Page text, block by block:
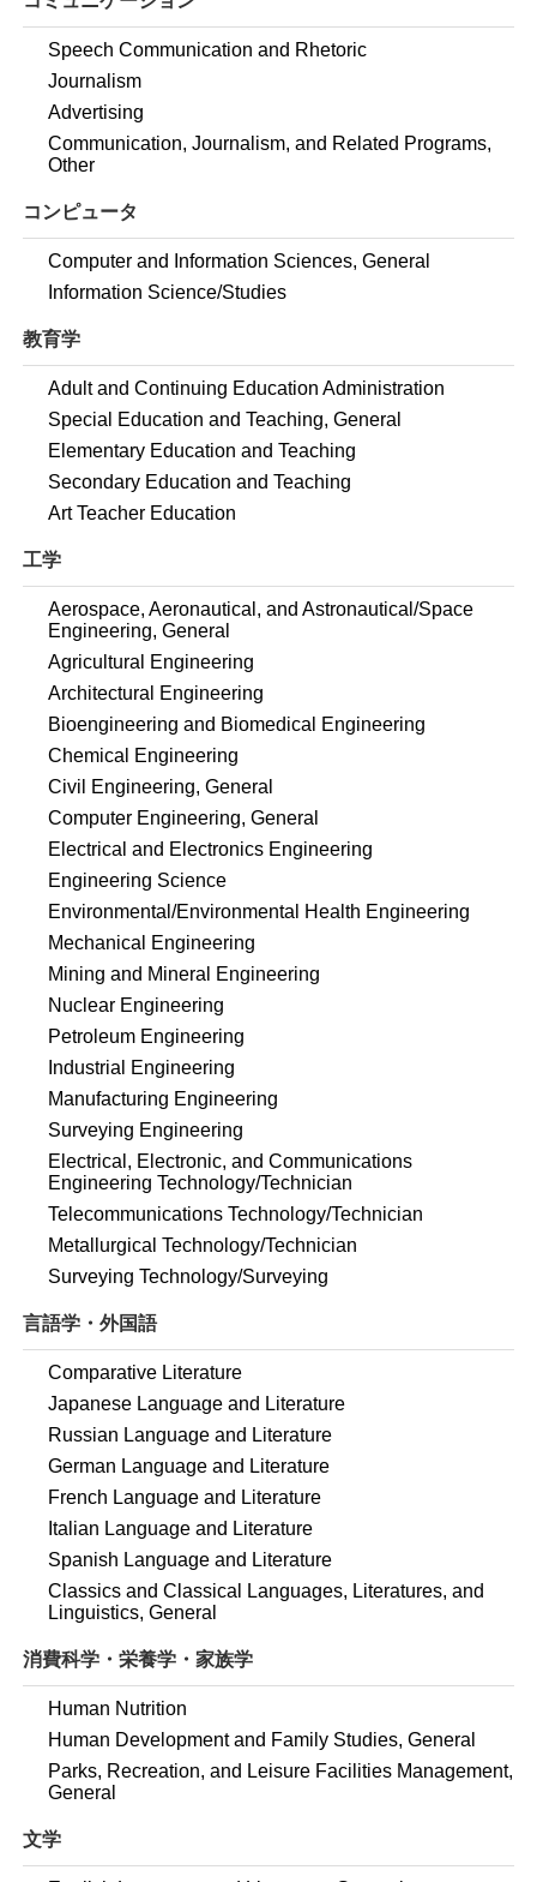
Speech Communication and Rhetoric
Journalism
Advertising
Communication, Journalism, and Related Programs,
Other
コンピュータ
Computer and Information Sciences, General
Information Science/Studies
教育学
Adult and Continuing Education Administration
Special Education and Teaching, General
Elementary Education and Teaching
Secondary Education and Teaching
Art Teacher Education
工学
Aerospace, Aeronautical, and Astronautical/Space
Engineering, General
Agricultural Engineering
Architectural Engineering
Bioengineering and Biomedical Engineering
Chemical Engineering
Civil Engineering, General
Computer Engineering, General
Electrical and Electronics Engineering
Engineering Science
Environmental/Environmental Health Engineering
Mechanical Engineering
Mining and Mineral Engineering
Nuclear Engineering
Petroleum Engineering
Industrial Engineering
Manufacturing Engineering
Surveying Engineering
Electrical, Electronic, and Communications
Engineering Technology/Technician
Telecommunications Technology/Technician
Metallurgical Technology/Technician
Surveying Technology/Surveying
言語学・外国語
Comparative Literature
Japanese Language and Literature
Russian Language and Literature
German Language and Literature
French Language and Literature
Italian Language and Literature
Spanish Language and Literature
Classics and Classical Languages, Literatures, and
Linguistics, General
消費科学・栄養学・家族学
Human Nutrition
Human Development and Family Studies, General
Parks, Recreation, and Leisure Facilities Management,
General
文学